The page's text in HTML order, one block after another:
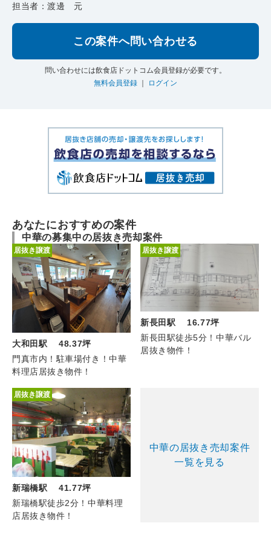
担当者：渡邊 元
この案件へ問い合わせる
問い合わせには飲食店ドットコム会員登録が必要です。
無料会員登録
ログイン
あなたにおすすめの案件
中華の募集中の居抜き売却案件
居抜き譲渡
大和田駅 48.37坪
門真市内！駐車場付き！中華
料理店居抜き物件！
居抜き譲渡
新長田駅 16.77坪
新長田駅徒歩5分！中華バル
居抜き物件！
居抜き譲渡
新瑞橋駅 41.77坪
新瑞橋駅徒歩2分！中華料理
店居抜き物件！
中華の居抜き売却案件
一覧を見る